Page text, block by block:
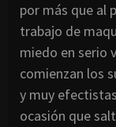
por más que al
trabajo de
miedo en serio
comienzan los
y muy
ocasión que